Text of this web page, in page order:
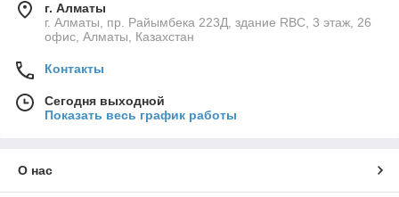
г. Алматы
г. Алматы, пр. Райымбека 223Д, здание RBC, 3 этаж, 26
офис, Алматы, Казахстан
Контакты
Сегодня выходной
Показать весь график работы
О нас